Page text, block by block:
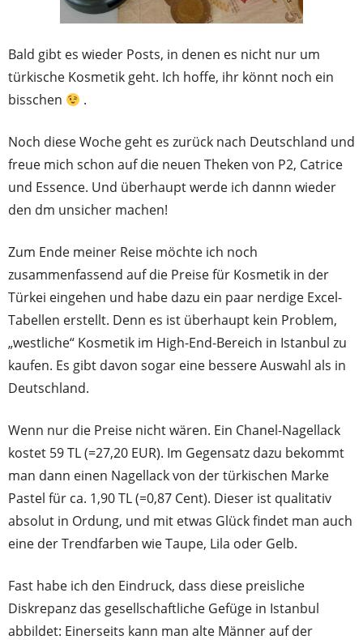
Bald gibt es wieder Posts, in denen es nicht nur um
türkische Kosmetik geht. Ich hoffe, ihr könnt noch ein
bisschen
.
Noch diese Woche geht es zurück nach Deutschland und
freue mich schon auf die neuen Theken von P2, Catrice
und Essence. Und überhaupt werde ich dannn wieder
den dm unsicher machen!
Zum Ende meiner Reise möchte ich noch
zusammenfassend auf die Preise für Kosmetik in der
Türkei eingehen und habe dazu ein paar nerdige Excel-
Tabellen erstellt. Denn es ist überhaupt kein Problem,
„westliche“ Kosmetik im High-End-Bereich in Istanbul zu
kaufen. Es gibt davon sogar eine bessere Auswahl als in
Deutschland.
Wenn nur die Preise nicht wären. Ein Chanel-Nagellack
kostet 59 TL (=27,20 EUR). Im Gegensatz dazu bekommt
man dann einen Nagellack von der türkischen Marke
Pastel für ca. 1,90 TL (=0,87 Cent). Dieser ist qualitativ
absolut in Ordung, und mit etwas Glück findet man auch
eine der Trendfarben wie Taupe, Lila oder Gelb.
Fast habe ich den Eindruck, dass diese preisliche
Diskrepanz das gesellschaftliche Gefüge in Istanbul
abbildet: Einerseits kann man alte Männer auf der